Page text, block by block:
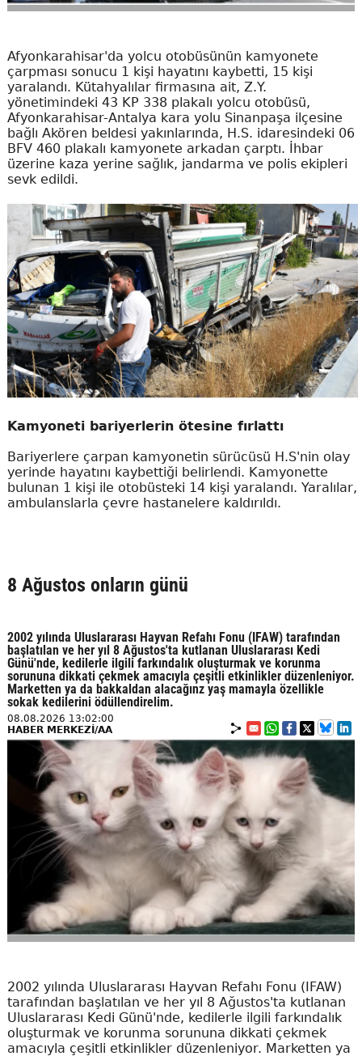
Afyonkarahisar'da yolcu otobüsünün kamyonete
çarpması sonucu 1 kişi hayatını kaybetti, 15 kişi
yaralandı. Kütahyalılar firmasına ait, Z.Y.
yönetimindeki 43 KP 338 plakalı yolcu otobüsü,
Afyonkarahisar-Antalya kara yolu Sinanpaşa ilçesine
bağlı Akören beldesi yakınlarında, H.S. idaresindeki 06
BFV 460 plakalı kamyonete arkadan çarptı. İhbar
üzerine kaza yerine sağlık, jandarma ve polis ekipleri
sevk edildi.
Kamyoneti bariyerlerin ötesine fırlattı
Bariyerlere çarpan kamyonetin sürücüsü H.S'nin olay
yerinde hayatını kaybettiği belirlendi. Kamyonette
bulunan 1 kişi ile otobüsteki 14 kişi yaralandı. Yaralılar,
ambulanslarla çevre hastanelere kaldırıldı.
8 Ağustos onların günü
2002 yılında Uluslararası Hayvan Refahı Fonu (IFAW) tarafından
başlatılan ve her yıl 8 Ağustos'ta kutlanan Uluslararası Kedi
Günü'nde, kedilerle ilgili farkındalık oluşturmak ve korunma
sorununa dikkati çekmek amacıyla çeşitli etkinlikler düzenleniyor.
Marketten ya da bakkaldan alacağınz yaş mamayla özellikle
sokak kedilerini ödüllendirelim.
08.08.2026 13:02:00
HABER MERKEZİ/AA
2002 yılında Uluslararası Hayvan Refahı Fonu (IFAW)
tarafından başlatılan ve her yıl 8 Ağustos'ta kutlanan
Uluslararası Kedi Günü'nde, kedilerle ilgili farkındalık
oluşturmak ve korunma sorununa dikkati çekmek
amacıyla çeşitli etkinlikler düzenleniyor. Marketten ya